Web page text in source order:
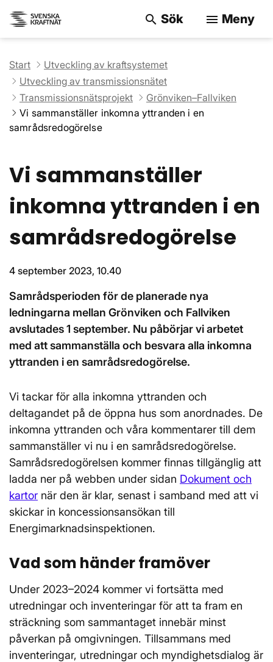
search Sök menu Meny
Start
Utveckling av kraftsystemet
Utveckling av transmissionsnätet
Transmissionsnätsprojekt
Grönviken–Fallviken
Vi sammanställer inkomna yttranden i en
samrådsredogörelse
Vi sammanställer
inkomna yttranden i en
samrådsredogörelse
4 september 2023, 10.40
Samrådsperioden för de planerade nya
ledningarna mellan Grönviken och Fallviken
avslutades 1 september. Nu påbörjar vi arbetet
med att sammanställa och besvara alla inkomna
yttranden i en samrådsredogörelse.
Vi tackar för alla inkomna yttranden och
deltagandet på de öppna hus som anordnades. De
inkomna yttranden och våra kommentarer till dem
sammanställer vi nu i en samrådsredogörelse.
Samrådsredogörelsen kommer finnas tillgänglig att
ladda ner på webben under sidan Dokument och
kartor när den är klar, senast i samband med att vi
skickar in koncessionsansökan till
Energimarknadsinspektionen.
Vad som händer framöver
Under 2023–2024 kommer vi fortsätta med
utredningar och inventeringar för att ta fram en
sträckning som sammantaget innebär minst
påverkan på omgivningen. Tillsammans med
inventeringar, utredningar och myndighetsdialog är